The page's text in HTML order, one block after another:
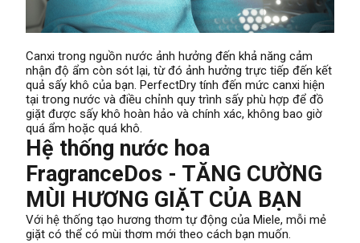
Canxi trong nguồn nước ảnh hưởng đến khả năng cảm
nhận độ ẩm còn sót lại, từ đó ảnh hưởng trực tiếp đến kết
quả sấy khô của bạn. PerfectDry tính đến mức canxi hiện
tại trong nước và điều chỉnh quy trình sấy phù hợp để đồ
giặt được sấy khô hoàn hảo và chính xác, không bao giờ
quá ẩm hoặc quá khô.
Hệ thống nước hoa
FragranceDos - TĂNG CƯỜNG
MÙI HƯƠNG GIẶT CỦA BẠN
Với hệ thống tạo hương thơm tự động của Miele, mỗi mẻ
giặt có thể có mùi thơm mới theo cách bạn muốn.